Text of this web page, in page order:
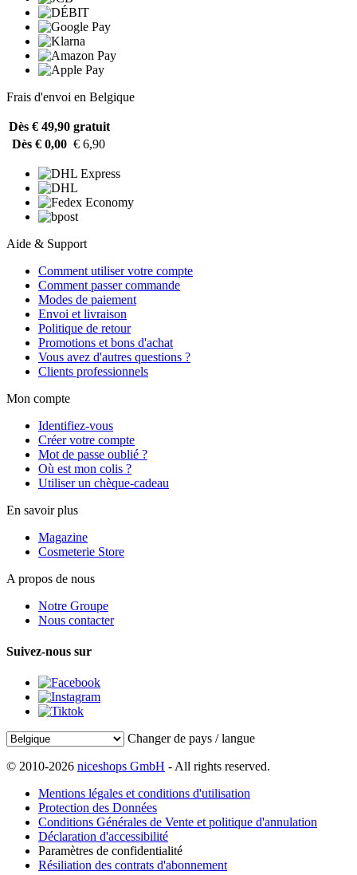
Frais d'envoi en Belgique
Dès € 49,90 gratuit
Dès € 0,00 € 6,90
Aide & Support
Comment utiliser votre compte
Comment passer commande
Modes de paiement
Envoi et livraison
Politique de retour
Promotions et bons d'achat
Vous avez d'autres questions ?
Clients professionnels
Mon compte
Identifiez-vous
Créer votre compte
Mot de passe oublié ?
Où est mon colis ?
Utiliser un chèque-cadeau
En savoir plus
Magazine
Cosmeterie Store
A propos de nous
Notre Groupe
Nous contacter
Suivez-nous sur
Changer de pays / langue
© 2010-2026 niceshops GmbH - All rights reserved.
Mentions légales et conditions d'utilisation
Protection des Données
Conditions Générales de Vente et politique d'annulation
Déclaration d'accessibilité
Paramètres de confidentialité
Résiliation des contrats d'abonnement